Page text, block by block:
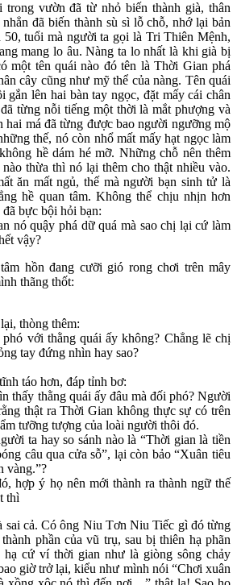
vườn đã từ nhỏ biến thành già, thân
đã biến thành sù sì lỗ chỗ, nhớ lại bản
50, tuổi mà người ta gọi là Tri Thiên Mệnh,
mang lo âu. Nàng ta lo nhất là khi già bị
một tên quái nào đó tên là Thời Gian phá
cây cũng như mỹ thể của nàng. Tên quái
gắn lên hai bàn tay ngọc, đặt mấy cái chân
từng nỗi tiếng một thời là mắt phượng và
hai má đã từng được bao người ngưỡng mộ
thế, nó còn nhổ mất mấy hạt ngọc làm
hề dám hé mỡ. Những chỗ nên thêm
thừa thì nó lại thêm cho thật nhiều vào.
ăn mất ngủ, thế mà người bạn sinh tử là
hề quan tâm. Không thể chịu nhịn hơn
bực bội hỏi bạn:
nó quậy phá dữ quá mà sao chị lại cứ làm
vậy?
hồn đang cưỡi gió rong chơi trên mây
thãng thốt:
thòng thêm:
với thằng quái ấy không? Chẳng lẽ chị
tay đứng nhìn hay sao?
táo hơn, đáp tỉnh bơ:
thấy thằng quái ấy đâu mà đối phó? Người
thật ra Thời Gian không thực sự có trên
tưỡng tượng của loài người thôi đó.
ta hay so sánh nào là “Thời gian là tiền
câu qua cửa sỗ”, lại còn bảo “Xuân tiêu
vàng.”?
hợp ý họ nên mới thành ra thành ngữ thế
thì
sai cả. Có ông Niu Tơn Niu Tiếc gì đó từng
phần của vũ trụ, sau bị thiên hạ phãn
cứ ví thời gian như là giòng sông chảy
giờ trở lại, kiểu như mình nói “Chơi xuân